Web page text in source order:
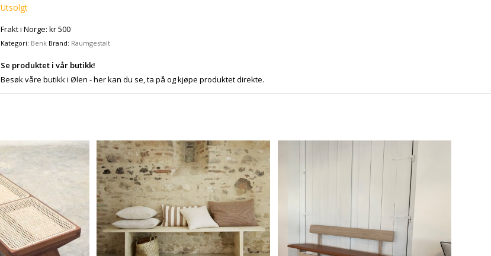
Utsolgt
Frakt i Norge: kr 500
Kategori: Benk Brand: Raumgestalt
Se produktet i vår butikk!
Besøk våre butikk i Ølen - her kan du se, ta på og kjøpe produktet direkte.